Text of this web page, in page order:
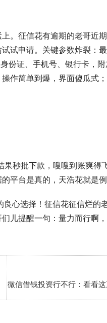
。征信花有逾期的老哥近
试申请。关键参数炸裂：
份证、手机号、银行卡，
作简单到爆，界面傻瓜式
秒批下款，嗖嗖到账爽得
平台是真的，天浩花就是例
心选择！征信花征信烂的
儿提醒一句：量力而行啊
微信借钱投资行不行：看看